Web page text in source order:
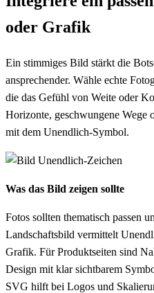
oder Grafik
Ein stimmiges Bild stärkt die
ansprechender. Wähle echte
die das Gefühl von Weite oder
Horizonte, geschwungene Wege
mit dem Unendlich-Symbol.
Was das Bild zeigen sollte
Fotos sollten thematisch passen
Landschaftsbild vermittelt
Grafik. Für Produktseiten sind
Design mit klar sichtbarem
SVG hilft bei Logos und